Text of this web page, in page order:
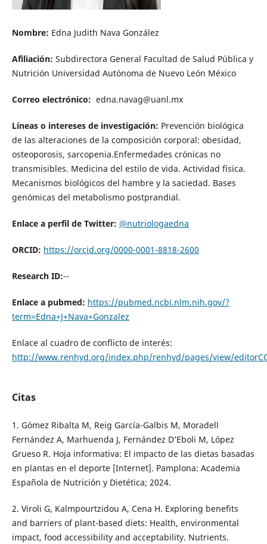
Nombre: Edna Judith Nava González
Afiliación: Subdirectora General Facultad de Salud Pública y
Nutrición Universidad Autónoma de Nuevo León México
Correo electrónico: edna.navag@uanl.mx
Líneas o intereses de investigación: Prevención biológica
de las alteraciones de la composición corporal: obesidad,
osteoporosis, sarcopenia.Enfermedades crónicas no
transmisibles. Medicina del estilo de vida. Actividad física.
Mecanismos biológicos del hambre y la saciedad. Bases
genómicas del metabolismo postprandial.
Enlace a perfil de Twitter: @nutriologaedna
ORCID: https://orcid.org/0000-0001-8818-2600
Research ID:--
Enlace a pubmed: https://pubmed.ncbi.nlm.nih.gov/?
term=Edna+J+Nava+Gonzalez
Enlace al cuadro de conflicto de interés:
http://www.renhyd.org/index.php/renhyd/pages/view/
Citas
1. Gómez Ribalta M, Reig García-Galbis M, Moradell
Fernández A, Marhuenda J, Fernández D’Eboli M, López
Grueso R. Hoja informativa: El impacto de las dietas basadas
en plantas en el deporte [Internet]. Pamplona: Academia
Española de Nutrición y Dietética; 2024.
2. Viroli G, Kalmpourtzidou A, Cena H. Exploring benefits
and barriers of plant-based diets: Health, environmental
impact, food accessibility and acceptability. Nutrients.